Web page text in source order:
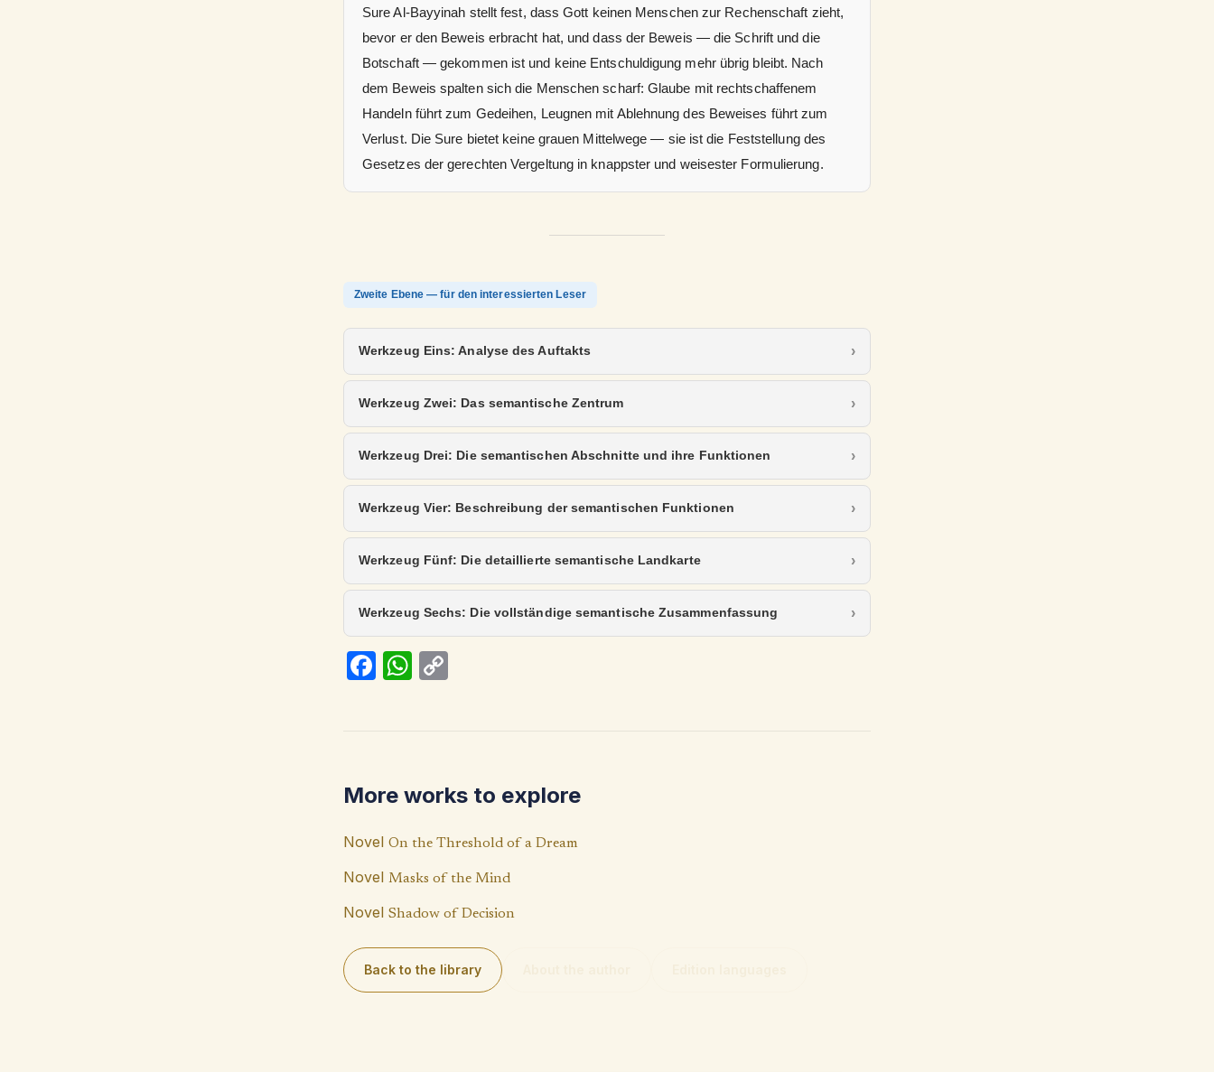
Sure Al-Bayyinah stellt fest, dass Gott keinen Menschen zur Rechenschaft zieht,
bevor er den Beweis erbracht hat, und dass der Beweis — die Schrift und die
Botschaft — gekommen ist und keine Entschuldigung mehr übrig bleibt. Nach
dem Beweis spalten sich die Menschen scharf: Glaube mit rechtschaffenem
Handeln führt zum Gedeihen, Leugnen mit Ablehnung des Beweises führt zum
Verlust. Die Sure bietet keine grauen Mittelwege — sie ist die Feststellung des
Gesetzes der gerechten Vergeltung in knappster und weisester Formulierung.
Zweite Ebene — für den interessierten Leser
Werkzeug Eins: Analyse des Auftakts
Werkzeug Zwei: Das semantische Zentrum
Werkzeug Drei: Die semantischen Abschnitte und ihre Funktionen
Werkzeug Vier: Beschreibung der semantischen Funktionen
Werkzeug Fünf: Die detaillierte semantische Landkarte
Werkzeug Sechs: Die vollständige semantische Zusammenfassung
Fa
k
W
p
p
Li
n
k
More works to explore
Novel On the Threshold of a Dream
Novel Masks of the Mind
Novel Shadow of Decision
Back to the library